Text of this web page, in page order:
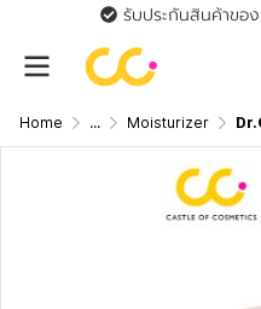
รับประกันสินค้าขอ
Home ... Moisturizer